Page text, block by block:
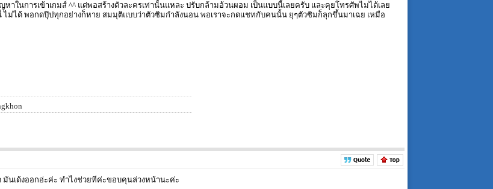
ในการเข้าเกมส์ ^^ แต่พอสร้างตัวละครเท่านั้นแหละ ปรับกล้ามอ้วนผอม เป็นแบบนี้เลยครับ และคุยโทรศัพไม่ได้เลย
ม่ได้ พอกดปุ๊ปทุกอย่างก็หาย สมมุติแบบว่าตัวซิมกำลังนอน พอเราจะกดแชทกับคนนั้น ยุๆตัวซิมก็ลุกขึ้นมาเฉย เหมือ
นเด้งออกอ่ะค่ะ ทำไงช่วยทีค่ะขอบคุนล่วงหน้านะค่ะ